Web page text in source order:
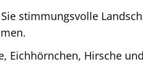
stimmungsvolle
Eichhörnchen, Hirsche